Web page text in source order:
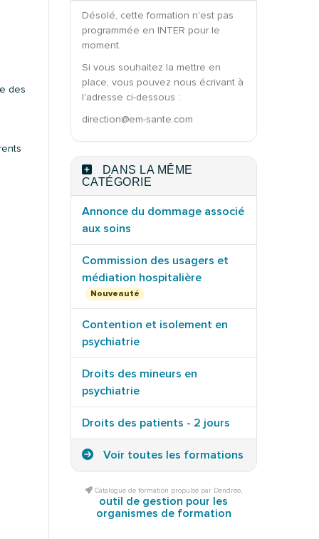
des
Désolé, cette formation n'est pas
programmée en INTER pour le
moment.
Si vous souhaitez la mettre en
place, vous pouvez nous écrivant à
l'adresse ci-dessous :
direction@em-sante.com
DANS LA MÊME
CATÉGORIE
Annonce du dommage associé
aux soins
Commission des usagers et
médiation hospitalière
Nouveauté
Contention et isolement en
psychiatrie
Droits des mineurs en
psychiatrie
Droits des patients - 2 jours
Voir toutes les formations
Catalogue de formation propulsé par Dendreo,
outil de gestion pour les
organismes de formation